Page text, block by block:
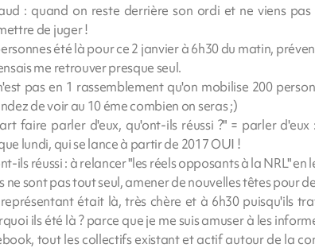
: quand on reste derrière son ordi et ne viens
de juger !
été là pour ce 2 janvier à 6h30 du matin,
me retrouver presque seul.
pas en 1 rassemblement qu'on mobilise 200
de voir au 10 éme combien on seras ;)
faire parler d'eux, qu'ont-ils réussi ?" = parler
lundi, qui se lance à partir de 2017 OUI !
ils réussi : à relancer "les réels opposants à la NRL"
ne sont pas tout seul, amener de nouvelles têtes pour
représentant était là, très chère et à 6h30 puisqu'ils
ils été là ? parce que je me suis amuser à les
tout les collectifs existant et actif autour de la